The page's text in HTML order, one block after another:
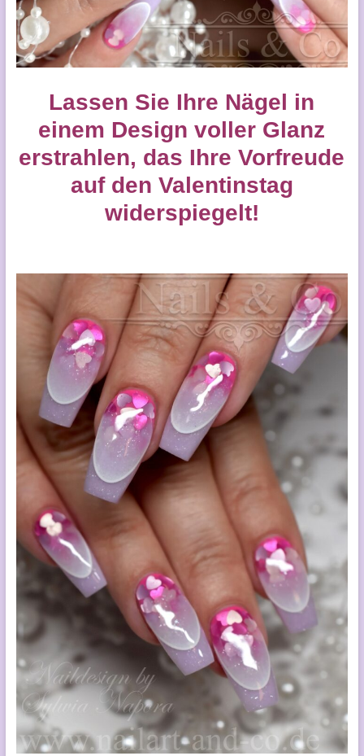
Lassen Sie Ihre Nägel in
einem Design voller Glanz
erstrahlen, das Ihre Vorfreude
auf den Valentinstag
widerspiegelt!